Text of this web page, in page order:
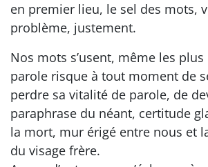
en premier lieu, le sel des mots,
problème, justement.
Nos mots s’usent, même les
parole risque à tout moment de
perdre sa vitalité de parole, de
paraphrase du néant, certitude
la mort, mur érigé entre nous et
du visage frère.